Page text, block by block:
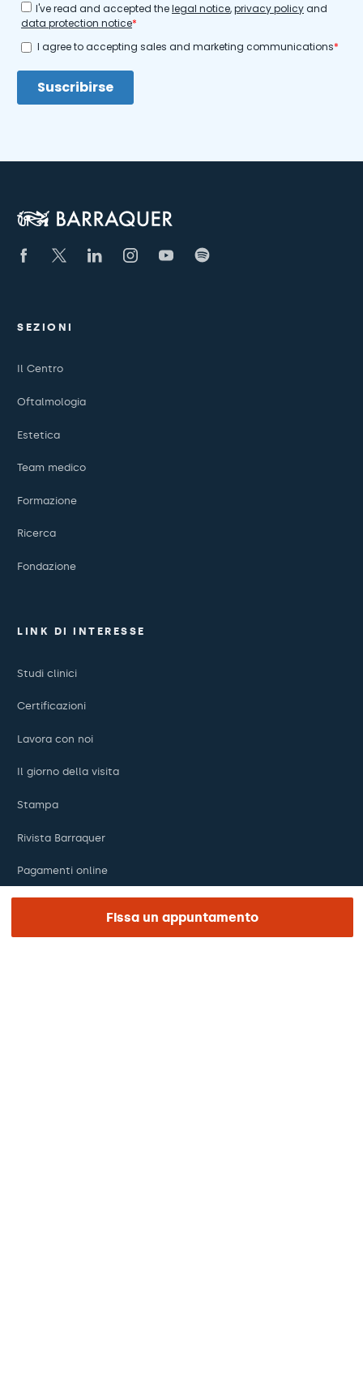
Fissa un appuntamento
SEZIONI
Il Centro
Oftalmologia
Estetica
Team medico
Formazione
Ricerca
Fondazione
LINK DI INTERESSE
Studi clinici
Certificazioni
Lavora con noi
Il giorno della visita
Stampa
Rivista Barraquer
Pagamenti online